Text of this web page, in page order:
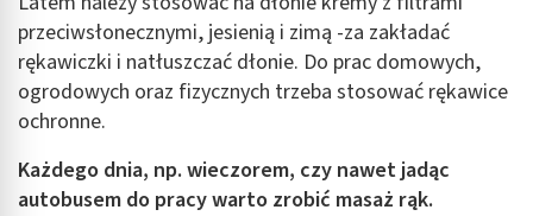
przeciwsłonecznymi, jesienią i zimą -za zakładać
rękawiczki i natłuszczać dłonie. Do prac domowych,
ogrodowych oraz fizycznych trzeba stosować rękawice
ochronne.
Każdego dnia, np. wieczorem, czy nawet jadąc
autobusem do pracy warto zrobić masaż rąk.